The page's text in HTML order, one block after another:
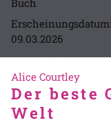
Buch
Erscheinungsdatum:
09.03.2026
Alice Courtley
Der beste
Welt